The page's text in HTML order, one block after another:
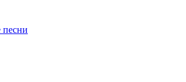
песни